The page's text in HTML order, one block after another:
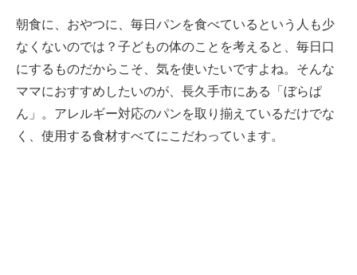
朝食に、おやつに、毎日パンを食べているという人も少
なくないのでは？子どもの体のことを考えると、毎日口
にするものだからこそ、気を使いたいですよね。そんな
ママにおすすめしたいのが、長久手市にある「ぼらぱ
ん」。アレルギー対応のパンを取り揃えているだけでな
く、使用する食材すべてにこだわっています。